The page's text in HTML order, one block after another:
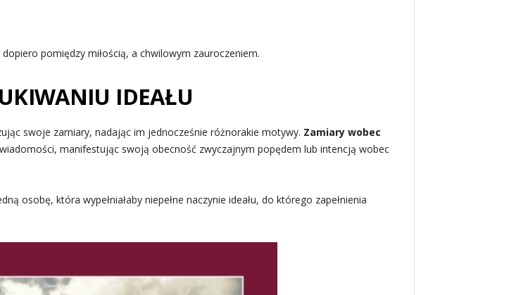
pomiędzy miłością, a chwilowym zauroczeniem.
IDEAŁU
swoje zamiary, nadając im jednocześnie różnorakie motywy. Zamiary wobec
manifestując swoją obecność zwyczajnym popędem lub intencją wobec
osobę, która wypełniałaby niepełne naczynie ideału, do którego zapełnienia